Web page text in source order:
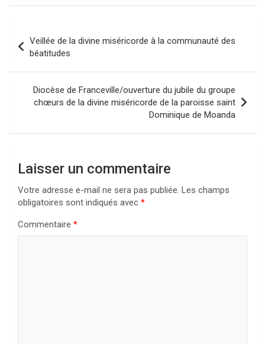
de
l’article
Veillée de la divine miséricorde à la communauté des
béatitudes
Diocèse de Franceville/ouverture du jubile du groupe
chœurs de la divine miséricorde de la paroisse saint
Dominique de Moanda
Laisser un commentaire
Votre adresse e-mail ne sera pas publiée. Les champs
obligatoires sont indiqués avec *
Commentaire *